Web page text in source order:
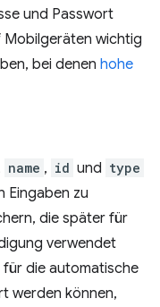
und Passwort
Mobilgeräten wichtig
bei denen hohe
name , id und type
Eingaben zu
die später für
verwendet
die automatische
werden können,